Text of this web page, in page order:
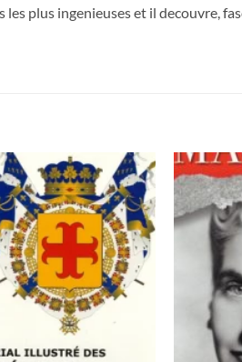
plus ingenieuses et il decouvre,